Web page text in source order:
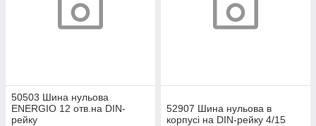
50503 Шина нульова
ENERGIO 12 отв.на DIN-
рейку
52907 Шина нульова в
корпусі на DIN-рейку 4/15